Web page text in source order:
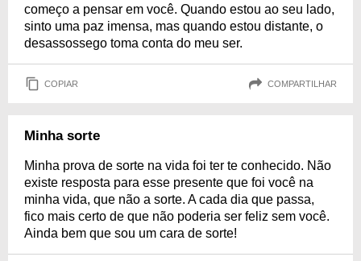
começo a pensar em você. Quando estou ao seu lado,
sinto uma paz imensa, mas quando estou distante, o
desassossego toma conta do meu ser.
COPIAR COMPARTILHAR
Minha sorte
Minha prova de sorte na vida foi ter te conhecido. Não
existe resposta para esse presente que foi você na
minha vida, que não a sorte. A cada dia que passa,
fico mais certo de que não poderia ser feliz sem você.
Ainda bem que sou um cara de sorte!